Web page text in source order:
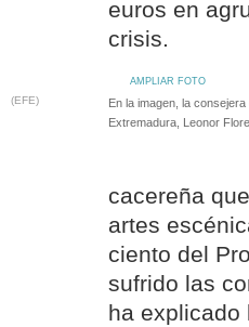
euros en
crisis.
AMPLIAR FOTO
(EFE)
En la imagen, la
Extremadura, Leonor
cacereña
artes
ciento del
sufrido las
ha explicado